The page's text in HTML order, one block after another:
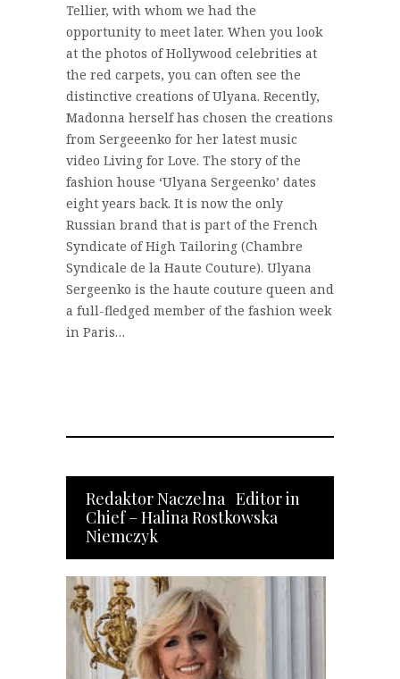
Tellier, with whom we had the
opportunity to meet later. When you look
at the photos of Hollywood celebrities at
the red carpets, you can often see the
distinctive creations of Ulyana. Recently,
Madonna herself has chosen the creations
from Sergeeenko for her latest music
video Living for Love. The story of the
fashion house ‘Ulyana Sergeenko’ dates
eight years back. It is now the only
Russian brand that is part of the French
Syndicate of High Tailoring (Chambre
Syndicale de la Haute Couture). Ulyana
Sergeenko is the haute couture queen and
a full-fledged member of the fashion week
in Paris…
Redaktor Naczelna Editor in
Chief – Halina Rostkowska
Niemczyk